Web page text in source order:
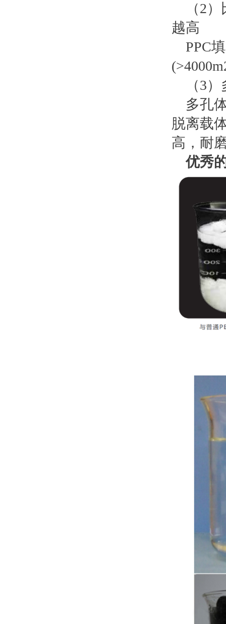
（2
越高
PPC
（3
多孔
脱离载
高，耐
优秀